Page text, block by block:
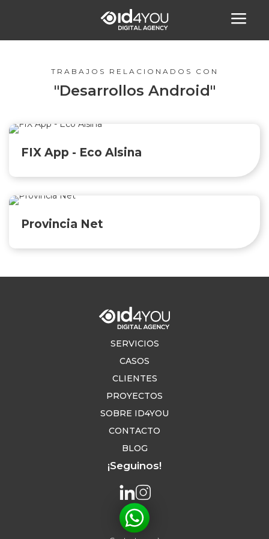
TRABAJOS RELACIONADOS CON
"Desarrollos Android"
FIX App - Eco Alsina
Provincia Net
SERVICIOS
CASOS
CLIENTES
PROYECTOS
SOBRE ID4YOU
CONTACTO
BLOG
¡Seguinos!